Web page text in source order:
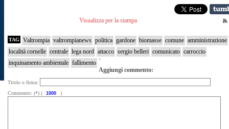
Visualizza per la stampa
TAG Valtrompia valtrompianews politica gardone biomasse comune amministrazione
località cornelle centrale lega nord attacco sergio belleri comunicato carroccio
inquinamento ambientale fallimento
Aggiungi commento:
Titolo o firma:
Commento: (*) (
)